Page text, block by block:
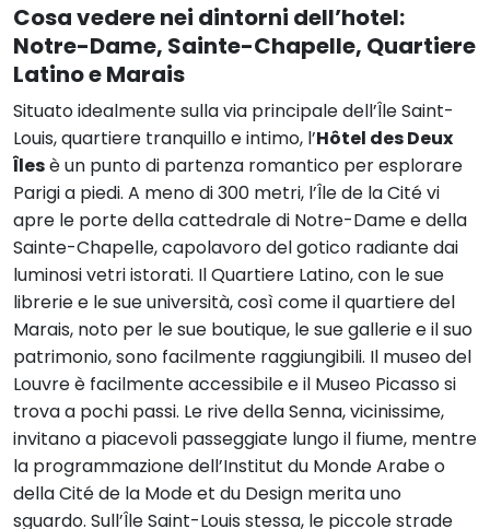
Cosa vedere nei dintorni dell’hotel:
Notre-Dame, Sainte-Chapelle, Quartiere
Latino e Marais
Situato idealmente sulla via principale dell’Île Saint-
Louis, quartiere tranquillo e intimo, l’Hôtel des Deux
Îlesè un punto di partenza romantico per esplorare
Parigi a piedi. A meno di 300 metri, l’Île de la Cité vi
apre le porte della cattedrale di Notre-Dame e della
Sainte-Chapelle, capolavoro del gotico radiante dai
luminosi vetri istorati. Il Quartiere Latino, con le sue
librerie e le sue università, così come il quartiere del
Marais, noto per le sue boutique, le sue gallerie e il suo
patrimonio, sono facilmente raggiungibili. Il museo del
Louvre è facilmente accessibile e il Museo Picasso si
trova a pochi passi. Le rive della Senna, vicinissime,
invitano a piacevoli passeggiate lungo il fiume, mentre
la programmazione dell’Institut du Monde Arabe o
della Cité de la Mode et du Design merita uno
sguardo. Sull’Île Saint-Louis stessa, le piccole strade